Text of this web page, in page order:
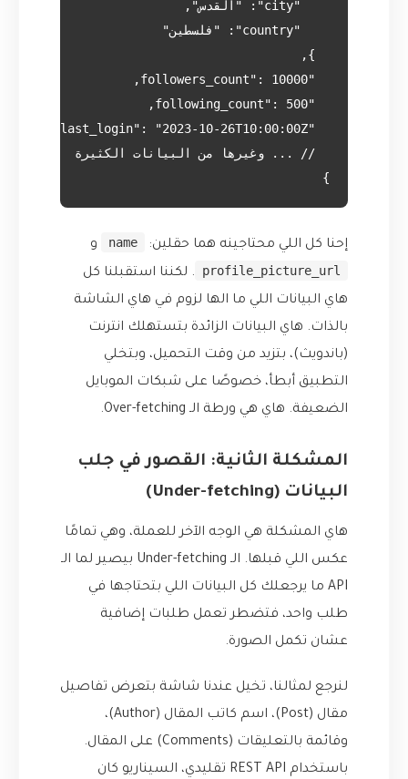
}
إحنا كل اللي محتاجينه هما حقلين: name
و
profile_picture_url
. لكننا استقبلنا كل
هاي البيانات اللي ما الها لزوم في هاي الشاشة
بالذات. هاي البيانات الزائدة بتستهلك انترنت
(باندويث)، بتزيد من وقت التحميل، وبتخلي
التطبيق أبطأ، خصوصًا على شبكات الموبايل
الضعيفة. هاي هي ورطة الـ Over-fetching.
المشكلة الثانية: القصور في جلب
البيانات (Under-fetching)
هاي المشكلة هي الوجه الآخر للعملة، وهي تمامًا
عكس اللي قبلها. الـ Under-fetching بيصير لما الـ
API ما يرجعلك كل البيانات اللي بتحتاجها في
طلب واحد، فتضطر تعمل طلبات إضافية
عشان تكمل الصورة.
لنرجع لمثالنا، تخيل عندنا شاشة بتعرض تفاصيل
مقال (Post)، اسم كاتب المقال (Author)،
وقائمة بالتعليقات (Comments) على المقال.
باستخدام REST API تقليدي، السيناريو كان